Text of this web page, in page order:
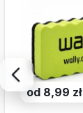
od 8,99 zł